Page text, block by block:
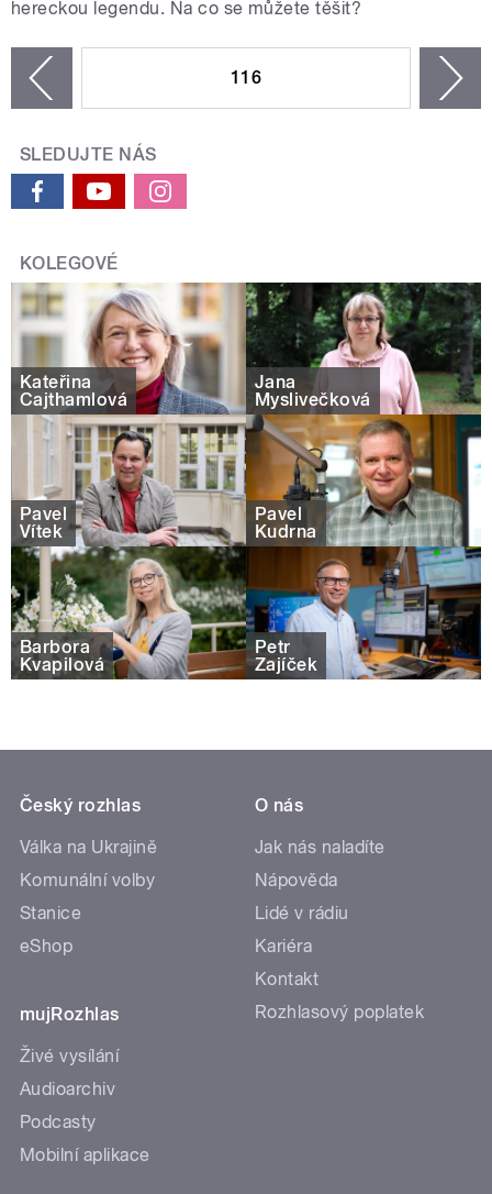
hereckou legendu. Na co se můžete těšit?
116
SLEDUJTE NÁS
KOLEGOVÉ
Kateřina
Cajthamlová
Jana
Myslivečková
Pavel
Vítek
Pavel
Kudrna
Barbora
Kvapilová
Petr
Zajíček
Český rozhlas
Válka na Ukrajině
Komunální volby
Stanice
eShop
mujRozhlas
Živé vysílání
Audioarchiv
Podcasty
Mobilní aplikace
O nás
Jak nás naladíte
Nápověda
Lidé v rádiu
Kariéra
Kontakt
Rozhlasový poplatek